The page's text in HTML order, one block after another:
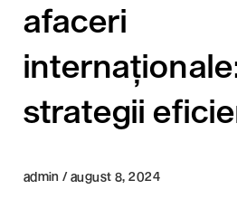
afaceri
strategii
admin / august 8, 2024